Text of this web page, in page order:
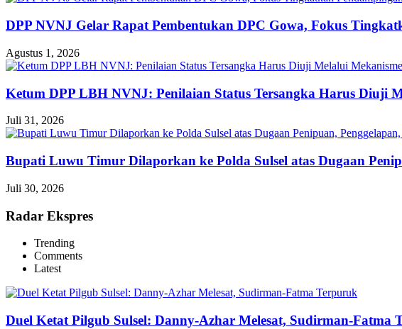
DPP NVNJ Gelar Rapat Pembentukan DPC Gowa, Fokus
Agustus 1, 2026
Ketum DPP LBH NVNJ: Penilaian Status Tersangka Harus Diuji
Juli 31, 2026
Bupati Luwu Timur Dilaporkan ke Polda Sulsel atas Dugaan
Juli 30, 2026
Radar Ekspres
Trending
Comments
Latest
Duel Ketat Pilgub Sulsel: Danny-Azhar Melesat, Sudirman-Fatma